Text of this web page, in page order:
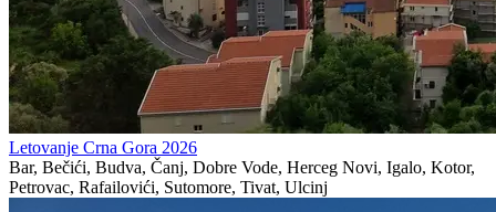
Letovanje Crna Gora 2026
Bar, Bečići, Budva, Čanj, Dobre Vode, Herceg Novi, Igalo, Kotor,
Petrovac, Rafailovići, Sutomore, Tivat, Ulcinj